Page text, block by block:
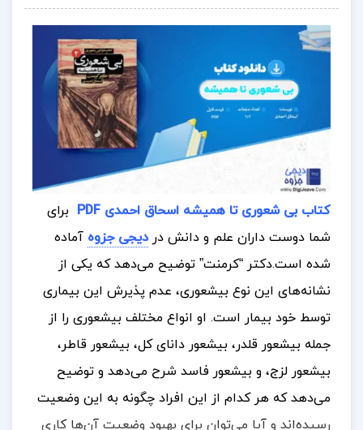
کتاب بی شعوری تا همیشه اسحاق احمدی PDF
برای
شما دوست داران علم و دانش دردیجی جزوه آماده
شده است.دکتر “کرمنت” توضیح می‌دهد که یکی از
نشانه‌های این نوع بیشعوری، عدم پذیرش این بیماری
توسط خود بیمار است. او انواع مختلف بیشعوری را از
جمله بیشعور قلدر، بیشعور دانای کل، بیشعور قاطر،
بیشعور لزج، و بیشعور فاسد شرح می‌دهد و توضیح
می‌دهد که هر کدام از این افراد چگونه به این وضعیت
رسیده‌اند و آیا می‌توان برای بهبود وضعیت آن‌ها کاری